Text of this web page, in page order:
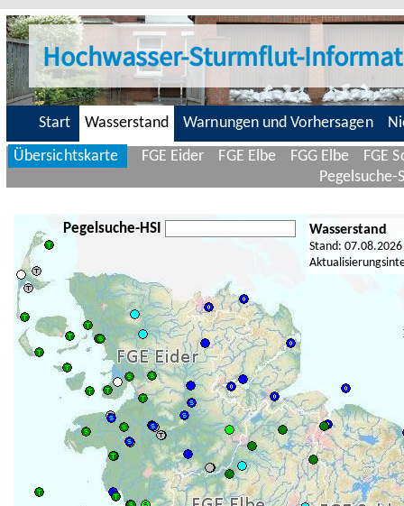
Hochwasser-Sturmflut-
Start Wasserstand Warnungen und Vorhersagen
Übersichtskarte
FGE Eider FGE Elbe FGG Elbe
FGE
Pegelsuche-
Pegelsuche-HSI Wasserstand
Stand: